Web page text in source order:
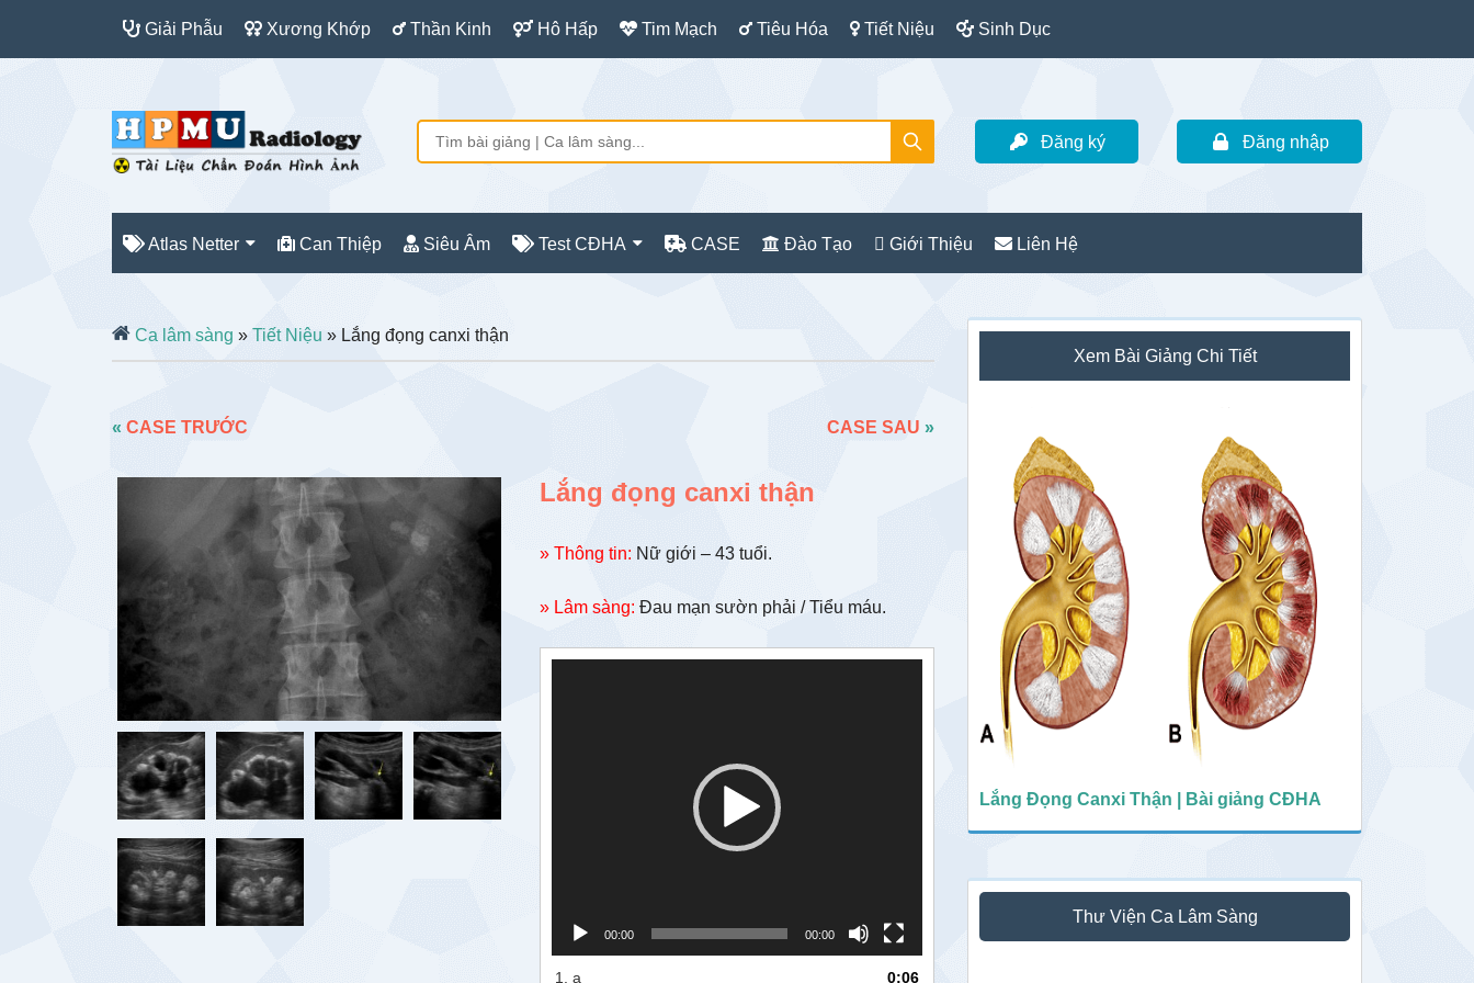
Giải Phẫu Xương Khớp Thần Kinh Hô Hấp Tim Mạch Tiêu Hóa Tiết Niệu Sinh Dục
Đăng ký Đăng nhập
Atlas Netter Can Thiệp Siêu Âm Test CĐHA CASE Đào Tạo Giới Thiệu Liên Hệ
Ca lâm sàng » Tiết Niệu » Lắng đọng canxi thận
« CASE TRƯỚC CASE SAU »
Lắng đọng canxi thận
» Thông tin: Nữ giới – 43 tuổi.
» Lâm sàng: Đau mạn sườn phải / Tiểu máu.
00:00 00:00
1. a 0:06
Sidebar
chính
Xem Bài Giảng Chi Tiết
Lắng Đọng Canxi Thận | Bài giảng CĐHA
Thư Viện Ca Lâm Sàng